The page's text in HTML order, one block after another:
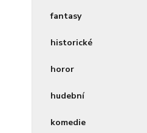
fantasy
historické
horor
hudební
komedie